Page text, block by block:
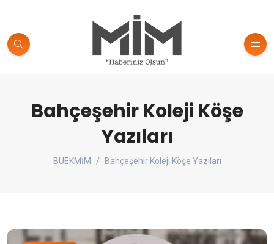
Bahçeşehir Koleji Köşe
Yazıları
BUEKMİM Bahçeşehir Koleji Köşe Yazıları